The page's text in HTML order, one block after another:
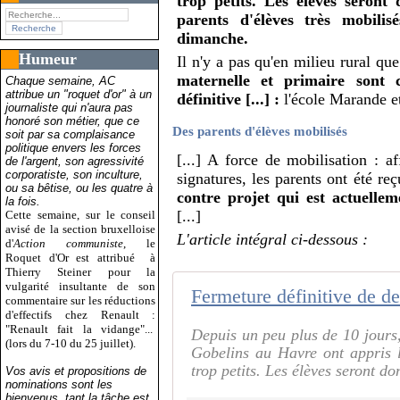
Humeur
Chaque semaine, AC
attribue un "roquet d'or" à un
journaliste qui n'aura pas
honoré son métier, que ce
soit par sa complaisance
politique envers les forces
de l'argent, son agressivité
corporatiste, son inculture,
ou sa bêtise, ou les quatre à
la fois.
Cette semaine, sur le conseil
avisé de la section bruxelloise
d'Action communiste , le
Roquet d'Or est attribué
à
Thierry Steiner pour la
vulgarité insultante de son
commentaire sur les réductions
d'effectifs chez Renault :
"Renault fait la vidange"...
(lors du 7-10 du 25 juillet).
Vos avis et propositions de
nominations sont les
parents d'élèves très
dimanche.
Il n'y a pas qu'en milieu rural
maternelle et primaire sont
définitive [...] :l'école Marande
Des parents d'élèves mobilisés
[...] A force de mobilisation :
signatures, les parents ont été
contre projet qui est
[...]
L'article intégral ci-dessous :
Depuis un peu plus de 10
Gobelins au Havre ont appris
trop petits. Les élèves seront